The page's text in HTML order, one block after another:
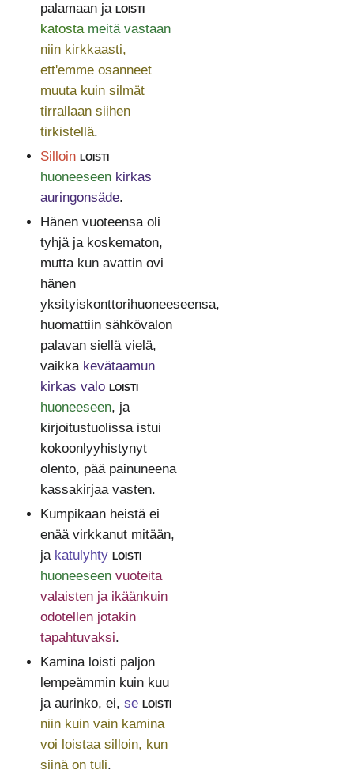
palamaan ja loisti
katosta meitä vastaan
niin kirkkaasti,
ett'emme osanneet
muuta kuin silmät
tirrallaan siihen
tirkistellä.
Silloin loisti
huoneeseen kirkas
auringonsäde.
Hänen vuoteensa oli
tyhjä ja koskematon,
mutta kun avattin ovi
hänen
yksityiskonttorihuoneeseensa,
huomattiin sähkövalon
palavan siellä vielä,
vaikka kevätaamun
kirkas valo loisti
huoneeseen, ja
kirjoitustuolissa istui
kokoonlyyhistynyt
olento, pää painuneena
kassakirjaa vasten.
Kumpikaan heistä ei
enää virkkanut mitään,
ja katulyhty loisti
huoneeseen vuoteita
valaisten ja ikäänkuin
odotellen jotakin
tapahtuvaksi.
Kamina loisti paljon
lempeämmin kuin kuu
ja aurinko, ei, se loisti
niin kuin vain kamina
voi loistaa silloin, kun
siinä on tuli.